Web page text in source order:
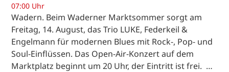
07:00 Uhr
Wadern. Beim Waderner Marktsommer sorgt am
Freitag, 14. August, das Trio LUKE, Federkeil &
Engelmann für modernen Blues mit Rock-, Pop- und
Soul-Einflüssen. Das Open-Air-Konzert auf dem
Marktplatz beginnt um 20 Uhr, der Eintritt ist frei. …